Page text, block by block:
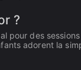
?
pour des
adorent la